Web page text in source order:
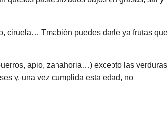
ciruela… Tmabién puedes darle ya frutas que
apio, zanahoria…) excepto las verduras
y, una vez cumplida esta edad, no